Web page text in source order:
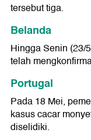
tersebut tiga.
Belanda
Hingga Senin (23/
telah
Portugal
Pada 18 Mei,
kasus cacar
diselidiki.